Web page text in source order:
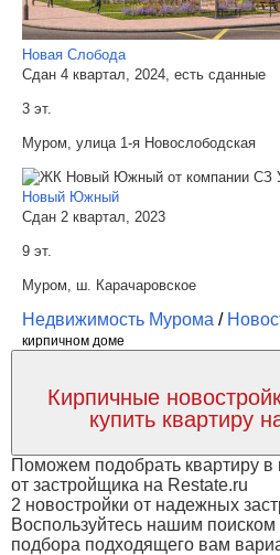
Новая Слобода
Сдан 4 квартал, 2024, есть сданные
3 эт.
Муром, улица 1-я Новослободская
Новый Южный
Сдан 2 квартал, 2023
9 эт.
Муром, ш. Карачаровское
Недвижимость Мурома /
кирпичном доме
Кирпичные
купить квартиру
Поможем подобрать квартиру
от застройщика на Restate.ru
2 новостройки от надежных
Воспользуйтесь нашим
подбора подходящего вам